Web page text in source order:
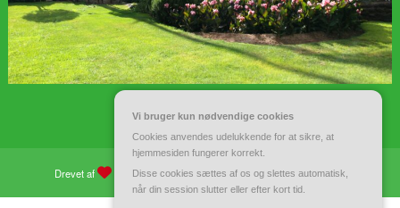
Drevet af WordPress| Tema: Spiko af Spicethemes
Vi bruger kun nødvendige cookies
Cookies anvendes udelukkende for at sikre, at
hjemmesiden fungerer korrekt.
Disse cookies sættes af os og slettes automatisk,
når din session slutter eller efter kort tid.